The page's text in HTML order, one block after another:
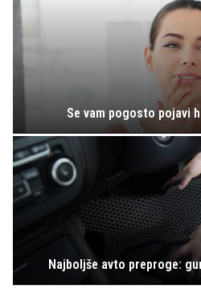
Se vam pogosto pojavi
Najboljše avto preproge: